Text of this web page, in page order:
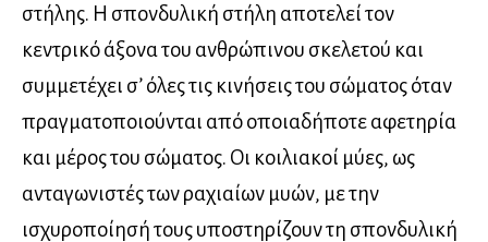
στήλης. Η σπονδυλική στήλη αποτελεί τον
κεντρικό άξονα του ανθρώπινου σκελετού και
συμμετέχει σ’ όλες τις κινήσεις του σώματος όταν
πραγματοποιούνται από οποιαδήποτε αφετηρία
και μέρος του σώματος. Οι κοιλιακοί μύες, ως
ανταγωνιστές των ραχιαίων μυών, με την
ισχυροποίησή τους υποστηρίζουν τη σπονδυλική